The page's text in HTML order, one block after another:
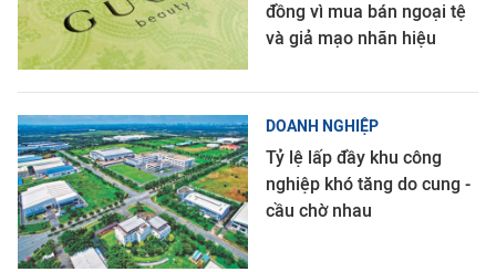
đồng vì mua bán ngoại tệ
và giả mạo nhãn hiệu
DOANH NGHIỆP
Tỷ lệ lấp đầy khu công
nghiệp khó tăng do cung -
cầu chờ nhau